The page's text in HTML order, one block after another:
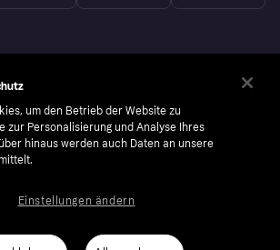
um den Betrieb der Website zu
zur Personalisierung und Analyse Ihres
hinaus werden auch Daten an unsere
Einstellungen ändern